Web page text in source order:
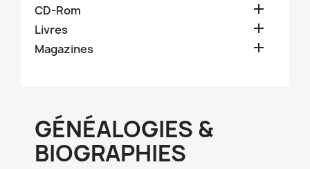
CD-Rom 
Livres 
Magazines 
GÉNÉALOGIES &
BIOGRAPHIES